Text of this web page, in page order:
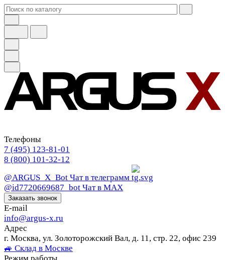
Телефоны
7 (495) 123-81-01
8 (800) 101-32-12
@ARGUS_X_Bot Чат в телеграмм
@id7720669687_bot Чат в МАХ
Заказать звонок
E-mail
info@argus-x.ru
Адрес
г. Москва, ул. Золоторожский Вал, д. 11, стр. 22, офис 239
🚙 Склад в Москве
Режим работы